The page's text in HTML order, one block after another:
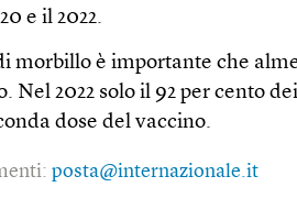
e il 2022.
morbillo è importante che
Nel 2022 solo il 92 per cento
dose del vaccino.
posta@internazionale.it